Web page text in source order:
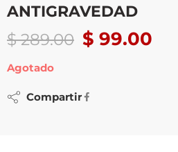
ANTIGRAVEDAD
$289.00 $ 99.00
Agotado
Compartir